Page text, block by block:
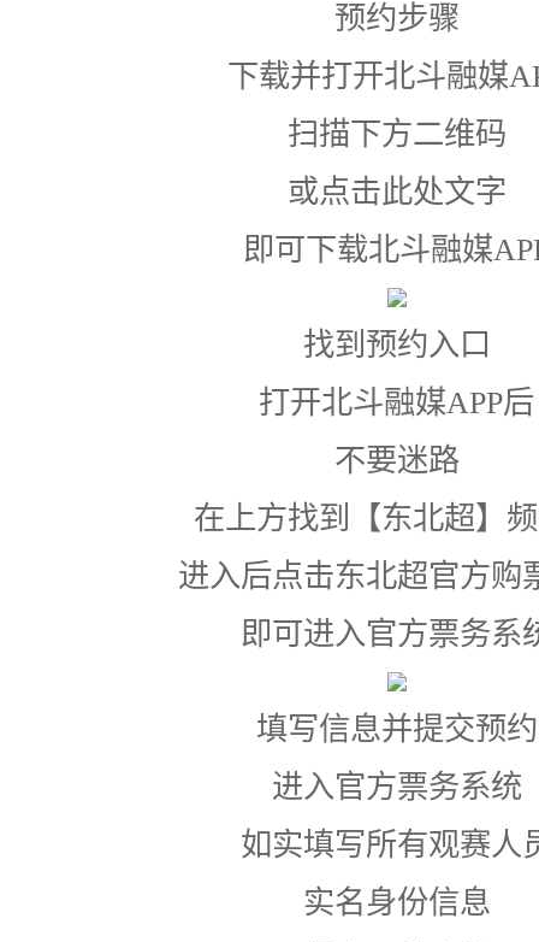
预约步骤
下载并打开北斗融媒
扫描下方二维码
或点击此处文字
即可下载北斗融媒
找到预约入口
打开北斗融媒APP后
不要迷路
在上方找到【东北超】
进入后点击东北超官方购
即可进入官方票务系
填写信息并提交预约
进入官方票务系统
如实填写所有观赛人
实名身份信息